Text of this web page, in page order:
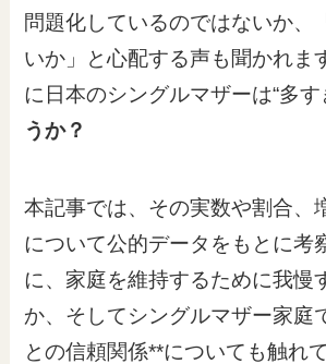
問題化しているのではないか、
いか」と心配する声も聞かれま
に日本のシングルマザーは“多す
うか？
本記事では、その実数や割合、
について公的データをもとに考
に、家庭を維持するために我慢
か、そしてシングルマザー家庭
との信頼関係**についても触れ